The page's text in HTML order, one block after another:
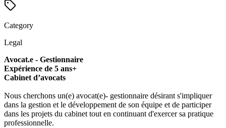
Category
Legal
Avocat.e - Gestionnaire
Expérience de 5 ans+
Cabinet d’avocats
Nous cherchons un(e) avocat(e)- gestionnaire désirant s'impliquer
dans la gestion et le développement de son équipe et de participer
dans les projets du cabinet tout en continuant d'exercer sa pratique
professionnelle.